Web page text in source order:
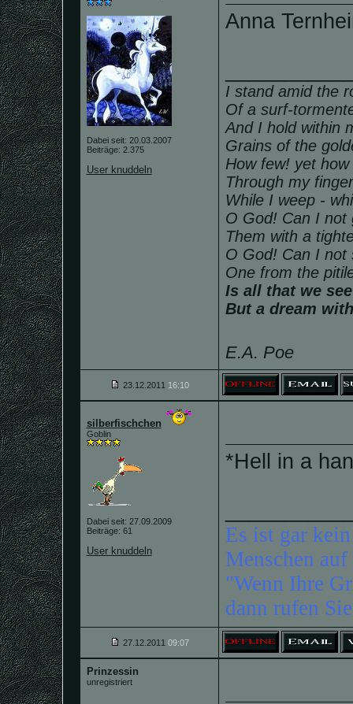
Dabei seit: 20.03.2007
Beiträge: 2.375
User knuddeln
Anna
I stand amid the
Of a surf-
And I hold within
Grains of the
How few! yet
Through my
While I weep -
O God! Can I not
Them with a
O God! Can I not
One from the
Is all that we
But a dream
E.A. Poe
23.12.2011 16:10
silberfischchen
Goblin
Dabei seit: 27.09.2009
Beiträge: 61
User knuddeln
*Hell in a
Es ist gar
Menschen
"Wenn Ihre
dann rufen
27.12.2011 09:07
Prinzessin
unregistriert